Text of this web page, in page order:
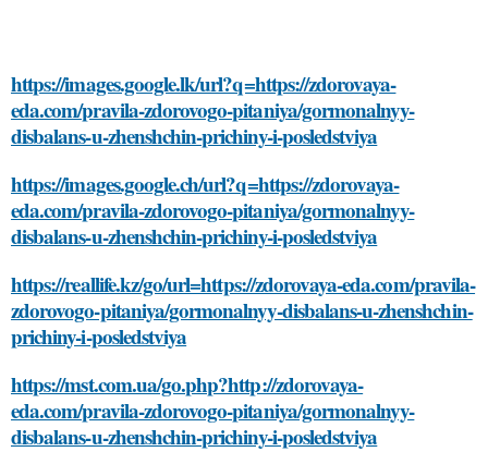
https://images.google.lk/url?q=https://zdorovaya-
eda.com/pravila-zdorovogo-pitaniya/gormonalnyy-
disbalans-u-zhenshchin-prichiny-i-posledstviya
https://images.google.ch/url?q=https://zdorovaya-
eda.com/pravila-zdorovogo-pitaniya/gormonalnyy-
disbalans-u-zhenshchin-prichiny-i-posledstviya
https://reallife.kz/go/url=https://zdorovaya-eda.com/pravila-
zdorovogo-pitaniya/gormonalnyy-disbalans-u-zhenshchin-
prichiny-i-posledstviya
https://mst.com.ua/go.php?http://zdorovaya-
eda.com/pravila-zdorovogo-pitaniya/gormonalnyy-
disbalans-u-zhenshchin-prichiny-i-posledstviya